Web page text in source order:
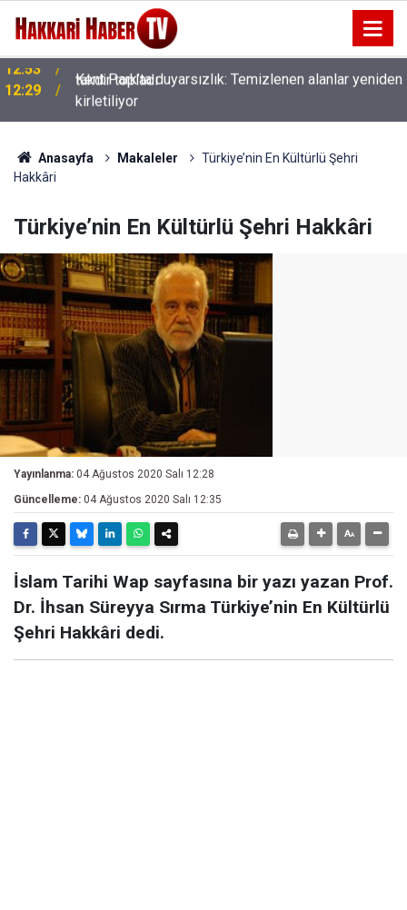
12:29
Kent Park’ta duyarsızlık: Temizlenen alanlar yeniden
kirletiliyor
Anasayfa Makaleler
Türkiye’nin En Kültürlü Şehri
Hakkâri
Türkiye’nin En Kültürlü Şehri Hakkâri
Yayınlanma: 04 Ağustos 2020 Salı 12:28
Güncelleme: 04 Ağustos 2020 Salı 12:35
İslam Tarihi Wap sayfasına bir yazı yazan Prof.
Dr. İhsan Süreyya Sırma Türkiye’nin En Kültürlü
Şehri Hakkâri dedi.